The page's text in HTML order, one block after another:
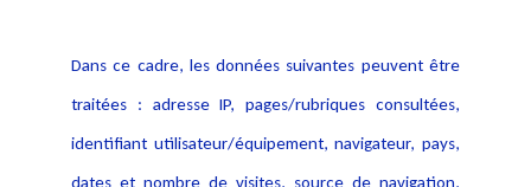
Dans ce cadre, les données suivantes peuvent être
traitées : adresse IP, pages/rubriques consultées,
identifiant utilisateur/équipement, navigateur, pays,
dates et nombre de visites, source de navigation,